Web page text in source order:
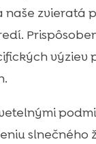
naše zvieratá
výziev
slnečného